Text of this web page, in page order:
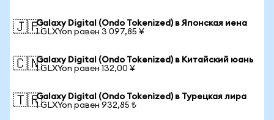
🇯🇵Galaxy Digital (Ondo Tokenized) в Японская иена
1 GLXYon равен 3 097,85 ¥
🇨🇳Galaxy Digital (Ondo Tokenized) в Китайский юань
1 GLXYon равен 132,00 ¥
🇹🇷Galaxy Digital (Ondo Tokenized) в Турецкая лира
1 GLXYon равен 932,85 ₺